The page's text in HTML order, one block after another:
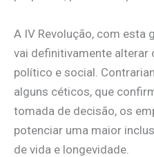
A IV Revolução, com esta
vai definitivamente
político e social.
alguns céticos, que
tomada de decisão, os
potenciar uma maior
de vida e longevidade.